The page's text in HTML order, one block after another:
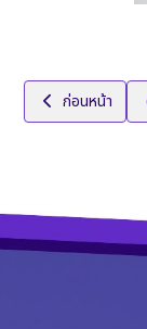
เนื้อหาก่อนหน้า: ก
ก่อนหน้า